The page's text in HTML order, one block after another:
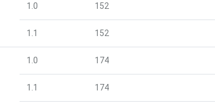
1.0 152
1.1 152
1.0 174
1.1 174